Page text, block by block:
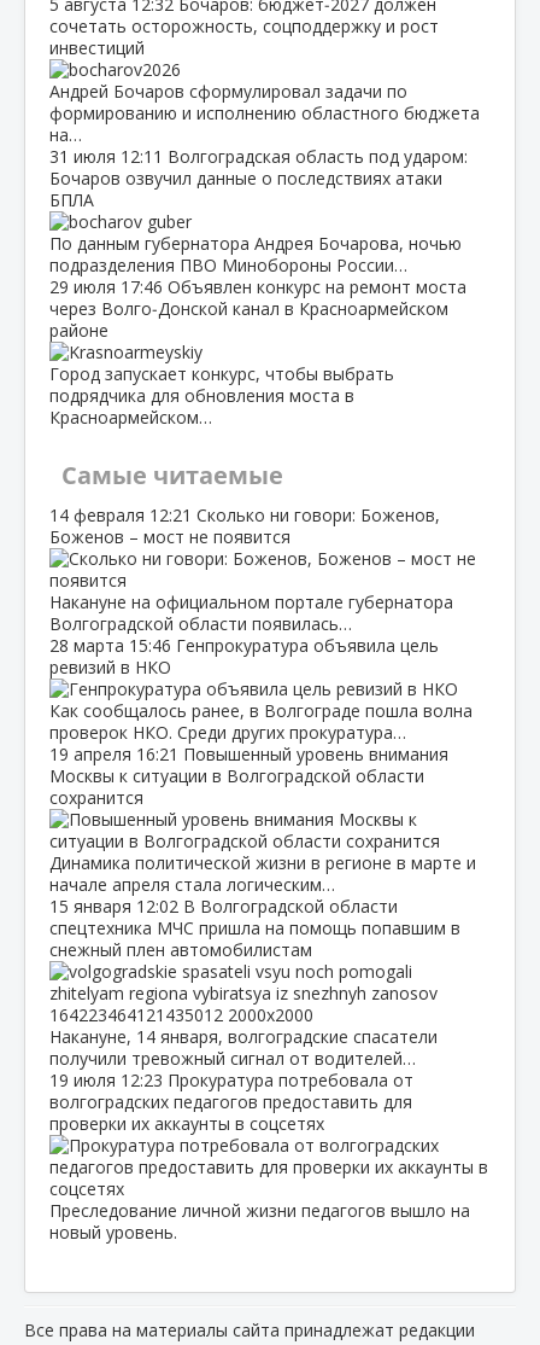
сочетать осторожность, соцподдержку и рост
инвестиций
Андрей Бочаров сформулировал задачи по
формированию и исполнению областного бюджета
на…
31 июля 12:11 Волгоградская область под ударом:
Бочаров озвучил данные о последствиях атаки
БПЛА
По данным губернатора Андрея Бочарова, ночью
подразделения ПВО Минобороны России…
29 июля 17:46 Объявлен конкурс на ремонт моста
через Волго‑Донской канал в Красноармейском
районе
Город запускает конкурс, чтобы выбрать
подрядчика для обновления моста в
Красноармейском…
Самые читаемые
14 февраля 12:21 Сколько ни говори: Боженов,
Боженов – мост не появится
Накануне на официальном портале губернатора
Волгоградской области появилась…
28 марта 15:46 Генпрокуратура объявила цель
ревизий в НКО
Как сообщалось ранее, в Волгограде пошла волна
проверок НКО. Среди других прокуратура…
19 апреля 16:21 Повышенный уровень внимания
Москвы к ситуации в Волгоградской области
сохранится
Динамика политической жизни в регионе в марте и
начале апреля стала логическим…
15 января 12:02 В Волгоградской области
спецтехника МЧС пришла на помощь попавшим в
снежный плен автомобилистам
Накануне, 14 января, волгоградские спасатели
получили тревожный сигнал от водителей…
19 июля 12:23 Прокуратура потребовала от
волгоградских педагогов предоставить для
проверки их аккаунты в соцсетях
Преследование личной жизни педагогов вышло на
новый уровень.
Все права на материалы сайта принадлежат редакции